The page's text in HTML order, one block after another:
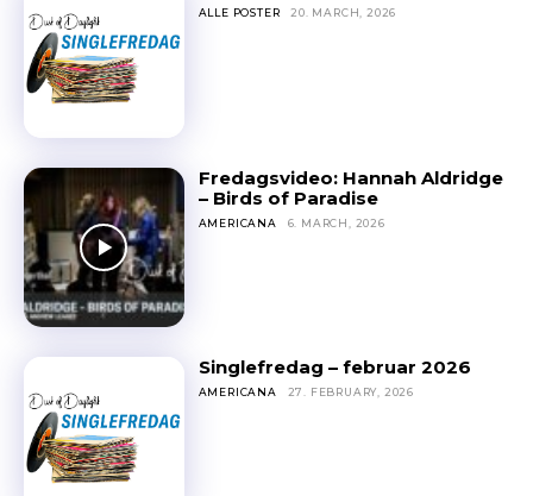
ALLE POSTER 20. MARCH, 2026
Fredagsvideo: Hannah Aldridge
– Birds of Paradise
AMERICANA 6. MARCH, 2026
Singlefredag – februar 2026
AMERICANA 27. FEBRUARY, 2026